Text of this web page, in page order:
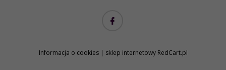
Informacja o cookies| sklep internetowyRedCart.pl